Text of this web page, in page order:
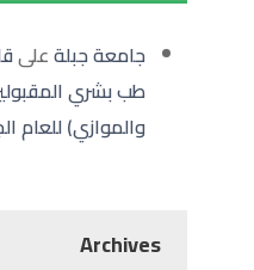
جامعة جبلةعلى
طب بشري
والموازي) للعام الجامعي
Archives